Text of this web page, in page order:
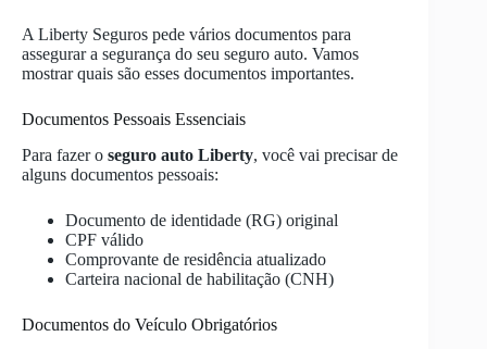
A Liberty Seguros pede vários documentos para
assegurar a segurança do seu seguro auto. Vamos
mostrar quais são esses documentos importantes.
Documentos Pessoais Essenciais
Para fazer o seguro auto Liberty, você vai precisar de
alguns documentos pessoais:
Documento de identidade (RG) original
CPF válido
Comprovante de residência atualizado
Carteira nacional de habilitação (CNH)
Documentos do Veículo Obrigatórios